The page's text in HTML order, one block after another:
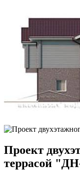
Проект
террасой